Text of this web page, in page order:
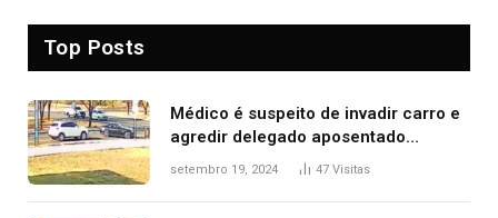
Top Posts
Médico é suspeito de invadir carro e
agredir delegado aposentado
durante confusão no trânsito
setembro 19, 2024 47 Visitas